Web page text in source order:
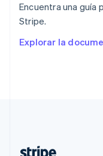
Encuentra una guía
Stripe.
Explorar la
República Checa
English
English